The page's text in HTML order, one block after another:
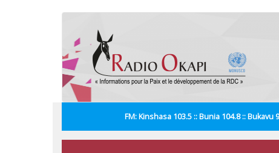
FM: Kinshasa 103.5 :: Bunia 104.8 ::